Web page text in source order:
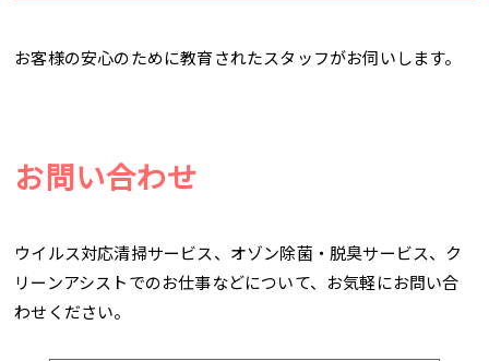
お客様の安心のために教育されたスタッフがお伺いします。
お問い合わせ
ウイルス対応清掃サービス、オゾン除菌・脱臭サービス、ク
リーンアシストでのお仕事などについて、お気軽にお問い合
わせください。